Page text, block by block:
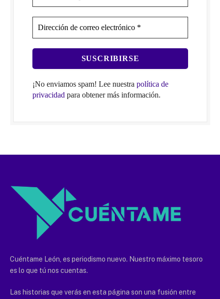
¡No enviamos spam! Lee nuestra política de
privacidad para obtener más información.
Cuéntame León, es periodismo nuevo. Nuestro máximo tesoro
es lo que tú nos cuentas.
Las historias que verás en esta página son una fusión entre